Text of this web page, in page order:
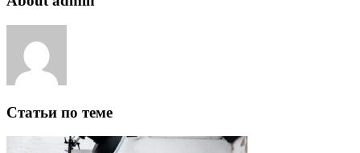
Статьи по теме